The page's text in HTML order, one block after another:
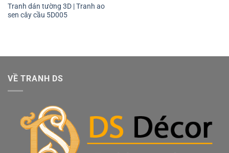
Tranh dán tường 3D | Tranh ao
sen cây cầu 5D005
VỀ TRANH DS